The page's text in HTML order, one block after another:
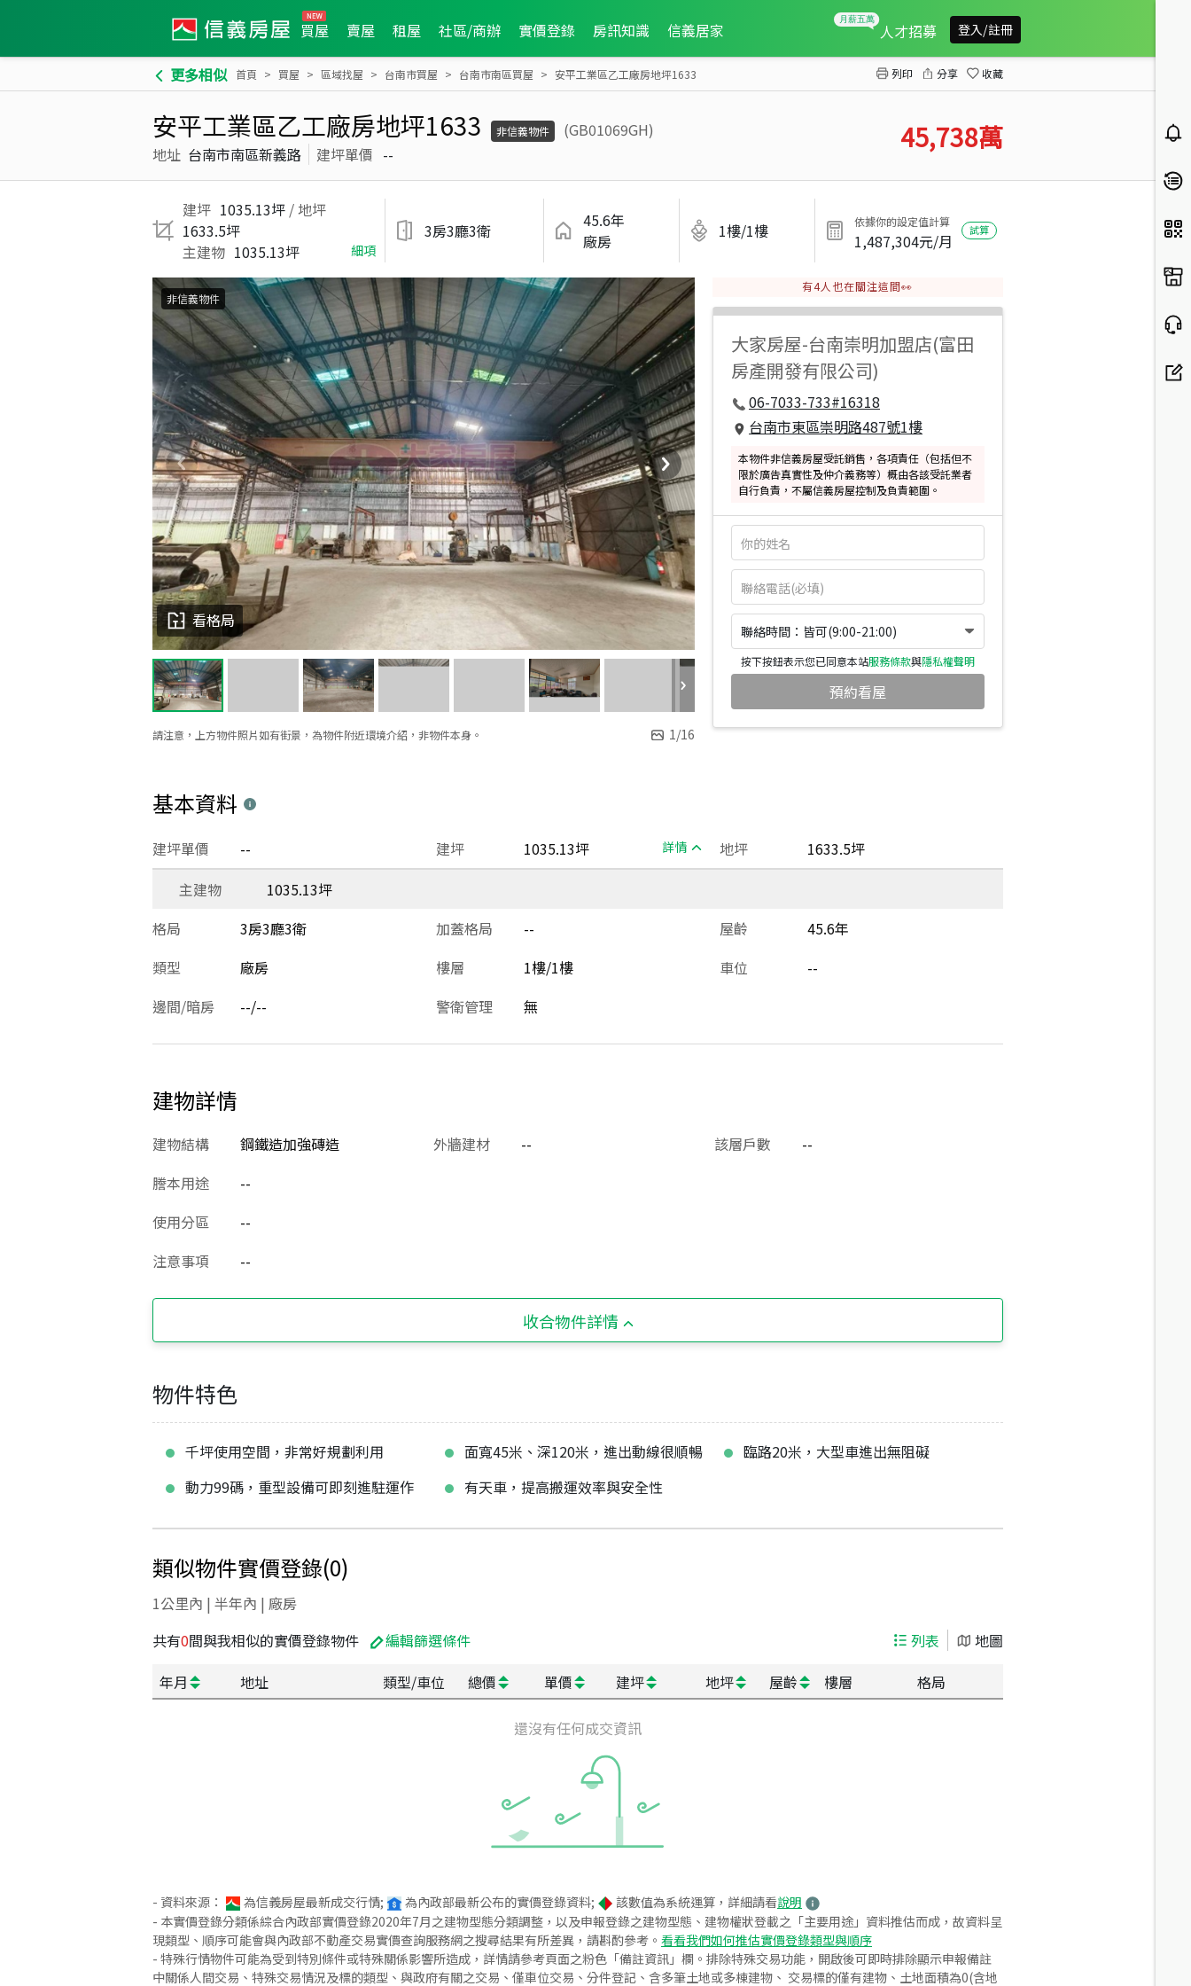
買屋 賣屋 租屋 社區/商辦 實價登錄 房訊知識 信義居家 人才招募 登入/註冊
更多相似 首頁 買屋 區域找屋 台南市買屋 台南市南區買屋 安平工業區乙工廠房地坪1633 列印 分享 收藏
安平工業區乙工廠房地坪1633 非信義物件
(GB01069GH)
地址 台南市南區新義路 建坪單價 -- 45,738萬
建坪 1035.13坪 / 地坪
1633.5坪
主建物 1035.13坪 細項
3房3廳3衛
45.6年
廠房
1樓/1樓 依據你的設定值計算
1,487,304元/月
試算
請注意，上方物件照片如有街景，為物件附近環境介紹，非物件本身。 1/16
看格局
非信義物件
有4人也在關注這間👀
大家房屋-台南崇明加盟店(富田
房產開發有限公司)
06-7033-733#16318
台南市東區崇明路487號1樓
本物件非信義房屋受託銷售，各項責任（包括但不
限於廣告真實性及仲介義務等）概由各該受託業者
自行負責，不屬信義房屋控制及負責範圍。
聯絡時間：皆可(9:00-21:00)
按下按鈕表示您已同意本站服務條款與隱私權聲明
預約看屋
基本資料
建坪 1035.13坪 詳情
建坪單價 -- 地坪
1633.5坪
主建物
1035.13坪
格局
3房3廳3衛 加蓋格局 -- 屋齡
45.6年
類型
廠房 樓層 1樓/1樓 車位
--
邊間/暗房
--/-- 警衛管理 無
建物詳情
建物結構 鋼鐵造加強磚造 外牆建材 -- 該層戶數
--
謄本用途
--
使用分區
--
注意事項
--
收合物件詳情
物件特色
千坪使用空間，非常好規劃利用 面寬45米、深120米，進出動線很順暢
臨路20米，大型車進出無阻礙
動力99碼，重型設備可即刻進駐運作
有天車，提高搬運效率與安全性
類似物件實價登錄(0)
1公里內 | 半年內 | 廠房
共有0間與我相似的實價登錄物件 編輯篩選條件 列表
地圖
年月
地址 類型/車位 總價 單價 建坪 地坪 屋齡 樓層 格局
還沒有任何成交資訊
- 資料來源： 為信義房屋最新成交行情; 為內政部最新公布的實價登錄資料; 該數值為系統運算，詳細請看說明
- 本實價登錄分類係綜合內政部實價登錄2020年7月之建物型態分類調整，以及申報登錄之建物型態、建物權狀登載之「主要用途」資料推估而成，故資料呈
現類型、順序可能會與內政部不動產交易實價查詢服務網之搜尋結果有所差異，請斟酌參考。 看看我們如何推估實價登錄類型與順序
- 特殊行情物件可能為受到特別條件或特殊關係影響所造成，詳情請參考頁面之粉色「備註資訊」欄。排除特殊交易功能，開啟後可即時排除顯示申報備註
中關係人間交易、特殊交易情況及標的類型、與政府有關之交易、僅車位交易、分件登記、含多筆土地或多棟建物、 交易標的僅有建物、土地面積為0(含地